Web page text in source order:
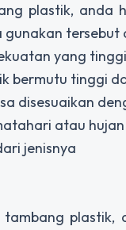
plastik, anda
yang
bermutu tinggi
disesuaikan
atau hujan
jenisnya
plastik,